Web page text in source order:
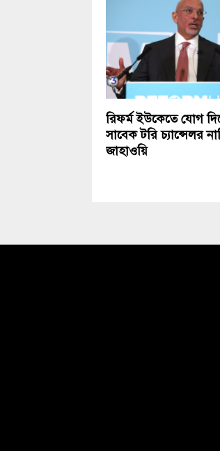
রিফর্ম ইউকেতে যোগ
সাবেক টরি চ্যান্সেলর
জাহাওয়ি